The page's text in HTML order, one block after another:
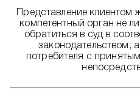
Представление
компетентный орган не
обратиться в суд в
законодательством,
потребителя с